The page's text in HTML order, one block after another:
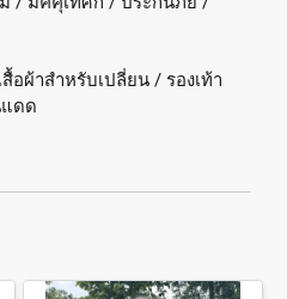
อผ้าสำหรับเปลี่ยน / รองเท้า
ดด